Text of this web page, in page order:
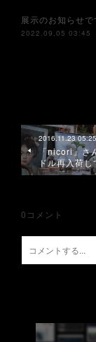
展示のお知らせで
2022.09.05 03:45
2016.11.23 05:25
「nicori」さ
ドル再入荷
0 コメント